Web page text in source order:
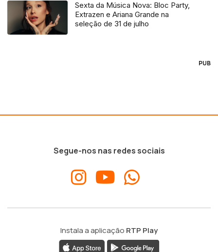
Sexta da Música Nova: Bloc Party,
Extrazen e Ariana Grande na
seleção de 31 de julho
PUB
Segue-nos nas redes sociais
Instala a aplicação RTP Play